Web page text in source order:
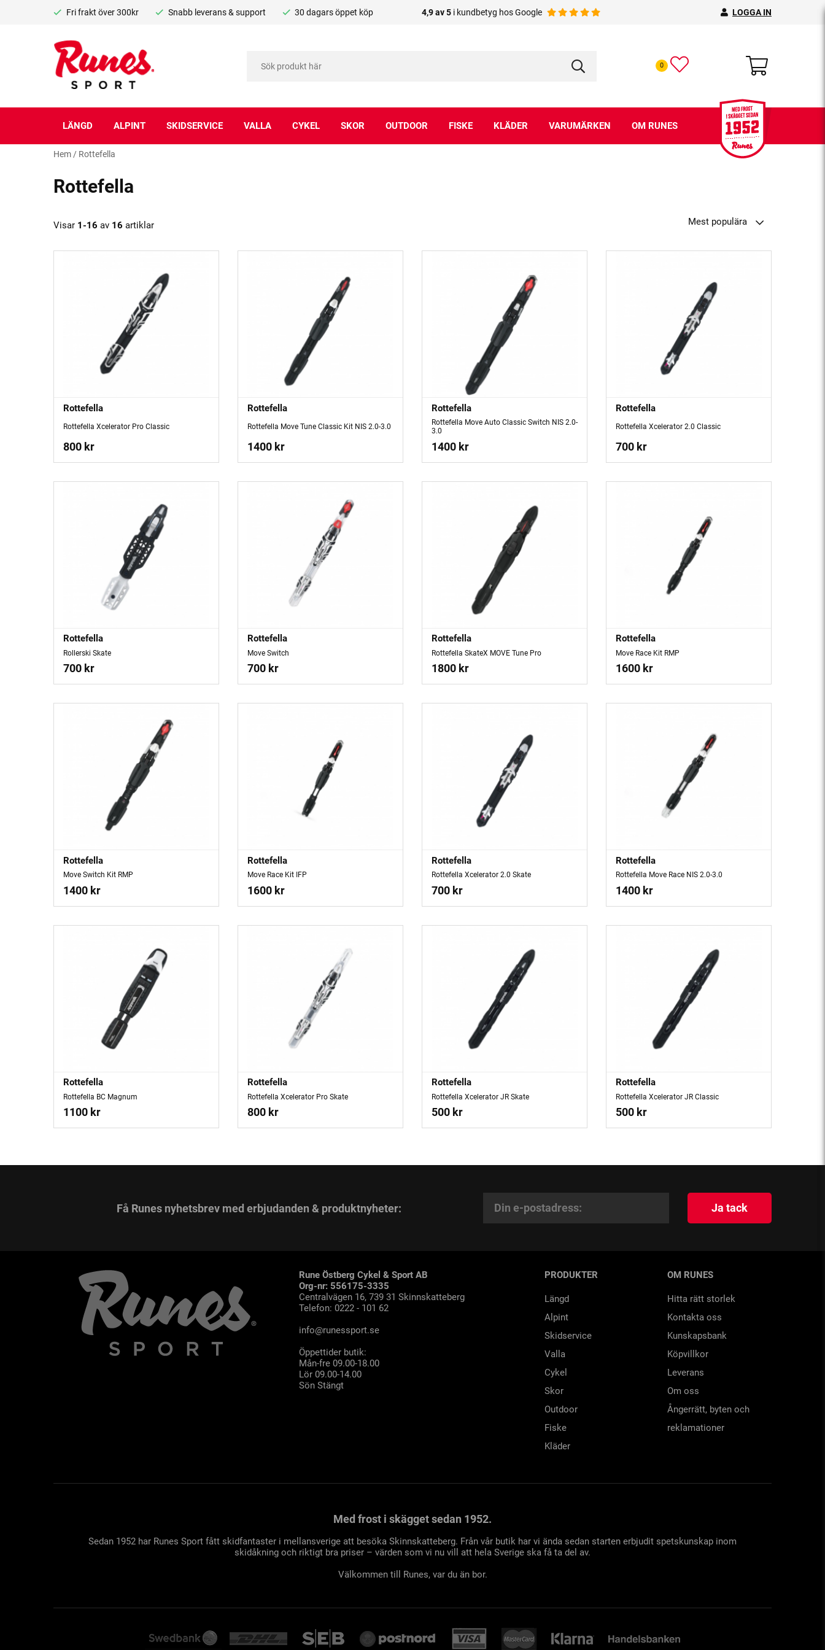
Fri frakt över 300kr Snabb leverans & support 30 dagars öppet köp 4,9 av 5 i kundbetyg hos Google LOGGA IN
0
LÄNGD ALPINT SKIDSERVICE VALLA CYKEL SKOR OUTDOOR FISKE KLÄDER VARUMÄRKEN OM RUNES
Hem / Rottefella
Rottefella
Visar 1-16 av 16 artiklar Mest populära
Rottefella
Rottefella Xcelerator Pro Classic
800 kr
Rottefella
Rottefella Move Tune Classic Kit NIS 2.0-3.0
1400 kr
Rottefella
Rottefella Move Auto Classic Switch NIS 2.0-
3.0
1400 kr
Rottefella
Rottefella Xcelerator 2.0 Classic
700 kr
Rottefella
Rollerski Skate
700 kr
Rottefella
Move Switch
700 kr
Rottefella
Rottefella SkateX MOVE Tune Pro
1800 kr
Rottefella
Move Race Kit RMP
1600 kr
Rottefella
Move Switch Kit RMP
1400 kr
Rottefella
Move Race Kit IFP
1600 kr
Rottefella
Rottefella Xcelerator 2.0 Skate
700 kr
Rottefella
Rottefella Move Race NIS 2.0-3.0
1400 kr
Rottefella
Rottefella BC Magnum
1100 kr
Rottefella
Rottefella Xcelerator Pro Skate
800 kr
Rottefella
Rottefella Xcelerator JR Skate
500 kr
Rottefella
Rottefella Xcelerator JR Classic
500 kr
Få Runes nyhetsbrev med erbjudanden & produktnyheter: Ja tack
Rune Östberg Cykel & Sport AB
Org-nr: 556175-3335
Centralvägen 16, 739 31 Skinnskatteberg
Telefon: 0222 - 101 62
info@runessport.se
Öppettider butik:
Mån-fre 09.00-18.00
Lör 09.00-14.00
Sön Stängt
PRODUKTER
Längd
Alpint
Skidservice
Valla
Cykel
Skor
Outdoor
Fiske
Kläder
OM RUNES
Hitta rätt storlek
Kontakta oss
Kunskapsbank
Köpvillkor
Leverans
Om oss
Ångerrätt, byten och
reklamationer
Med frost i skägget sedan 1952.
Sedan 1952 har Runes Sport fått skidfantaster i mellansverige att besöka Skinnskatteberg. Från vår butik har vi ända sedan starten erbjudit spetskunskap inom
skidåkning och riktigt bra priser – värden som vi nu vill att hela Sverige ska få ta del av.
Välkommen till Runes, var du än bor.